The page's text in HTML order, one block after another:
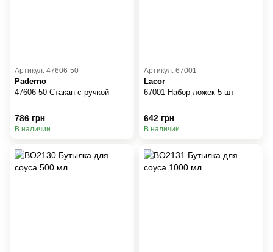
Артикул: 47606-50
Paderno
47606-50 Стакан с ручкой
786 грн
В наличии
Артикул: 67001
Lacor
67001 Набор ложек 5 шт
642 грн
В наличии